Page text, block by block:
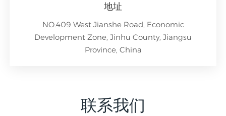
地址
NO.409 West Jianshe Road, Economic
Development Zone, Jinhu County, Jiangsu
Province, China
联系我们